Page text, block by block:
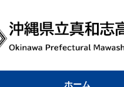
ホーム